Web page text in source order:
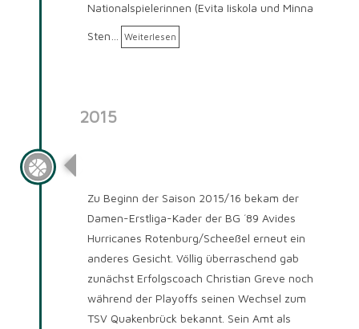
Nationalspielerinnen (Evita Iiskola und Minna
Sten… Weiterlesen
2015
Zu Beginn der Saison 2015/16 bekam der
Damen-Erstliga-Kader der BG ´89 Avides
Hurricanes Rotenburg/Scheeßel erneut ein
anderes Gesicht. Völlig überraschend gab
zunächst Erfolgscoach Christian Greve noch
während der Playoffs seinen Wechsel zum
TSV Quakenbrück bekannt. Sein Amt als